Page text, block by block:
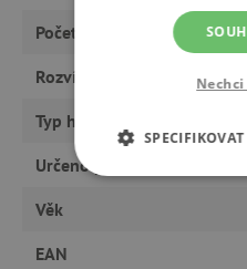
Počet hráčů
Rozvíjí
Typ hračky
Určeno pro
Věk
EAN